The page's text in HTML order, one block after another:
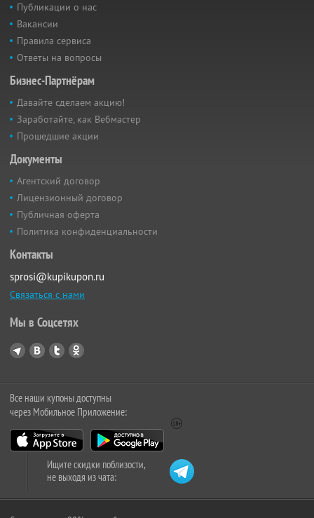
Публикации о нас
Вакансии
Правила сервиса
Ответы на вопросы
Бизнес-Партнёрам
Давайте сделаем акцию!
Заработайте, как Вебмастер
Прошедшие акции
Документы
Агентский договор
Лицензионный договор
Публичная оферта
Политика конфиденциальности
Контакты
sprosi@kupikupon.ru
Связаться с нами
Мы в Соцсетях
Все наши купоны доступны
через Мобильное Приложение:
Ищите скидки поблизости,
не выходя из чата: